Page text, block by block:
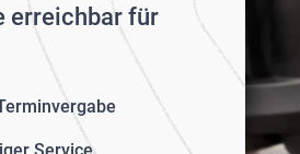
erreichbar für
Service